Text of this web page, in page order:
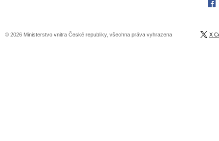
© 2026 Ministerstvo vnitra České republiky, všechna práva vyhrazena X